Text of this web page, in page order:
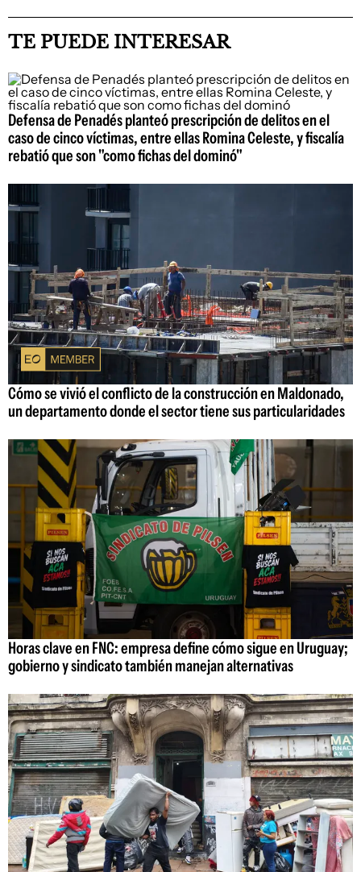
TE PUEDE INTERESAR
Defensa de Penadés planteó prescripción de delitos en el
caso de cinco víctimas, entre ellas Romina Celeste, y fiscalía
rebatió que son "como fichas del dominó"
Cómo se vivió el conflicto de la construcción en Maldonado,
un departamento donde el sector tiene sus particularidades
Horas clave en FNC: empresa define cómo sigue en Uruguay;
gobierno y sindicato también manejan alternativas